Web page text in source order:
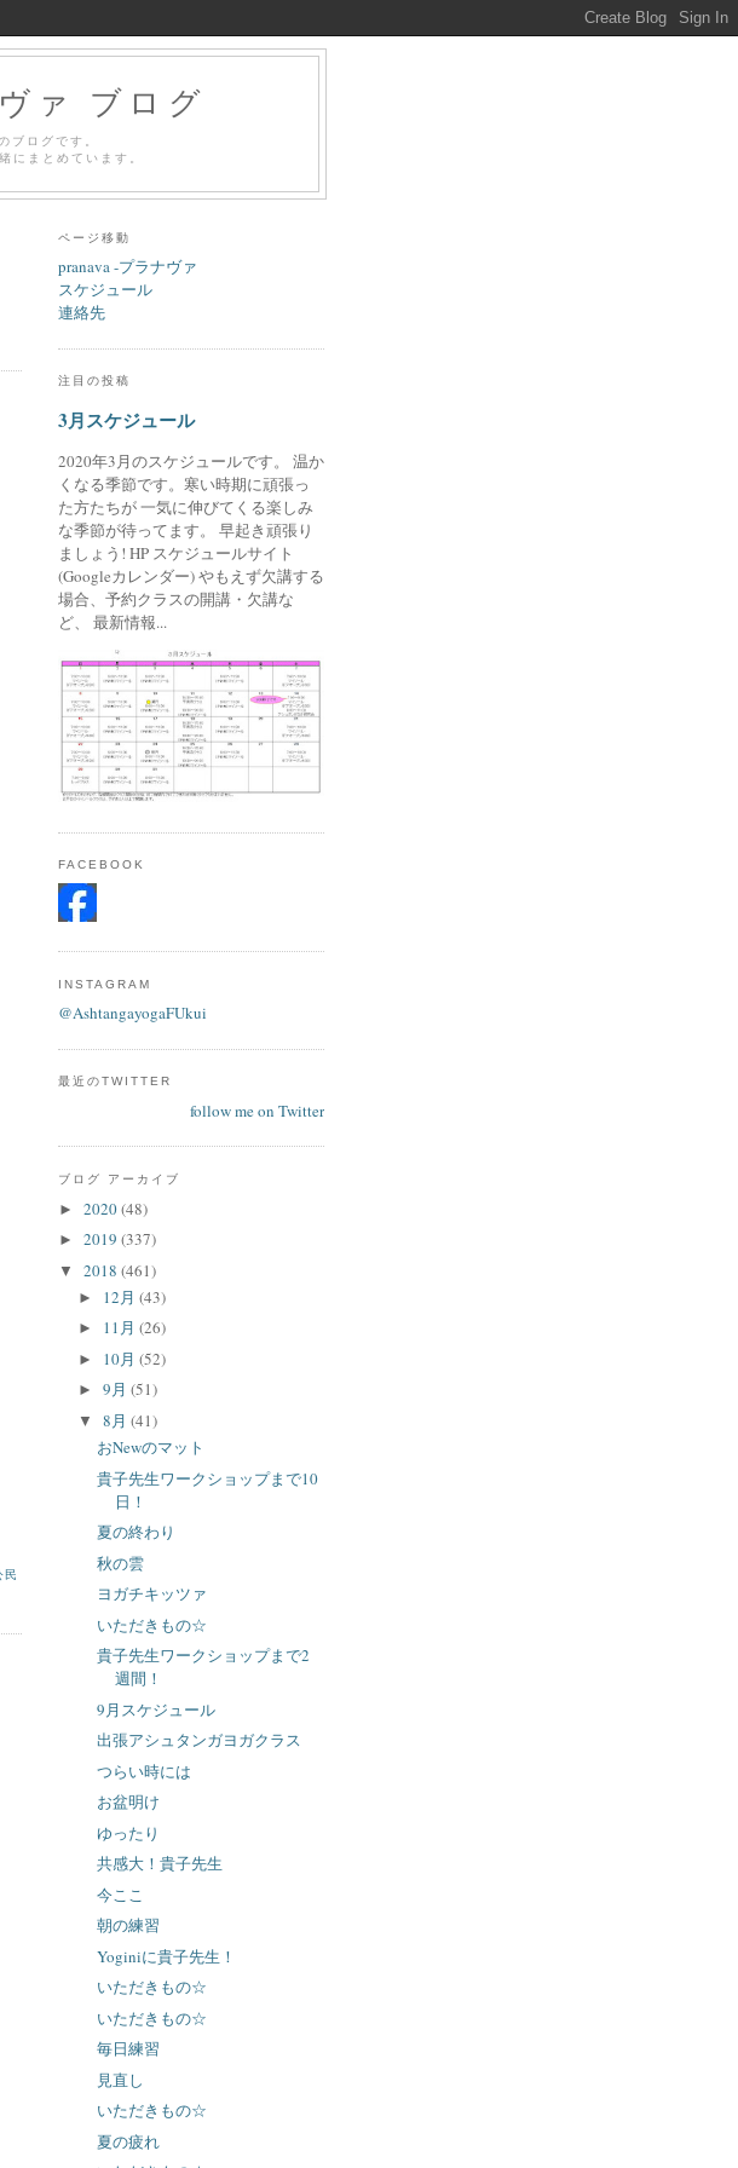
ァ ブログ
ブログです。
にまとめています。
民
ページ移動
pranava -プラナヴァ
スケジュール
連絡先
注目の投稿
3月スケジュール
2020年3月のスケジュールです。 温か
くなる季節です。寒い時期に頑張っ
た方たちが 一気に伸びてくる楽しみ
な季節が待ってます。 早起き頑張り
ましょう! HP スケジュールサイト
(Googleカレンダー) やもえず欠講する
場合、予約クラスの開講・欠講な
ど、 最新情報...
FACEBOOK
INSTAGRAM
@AshtangayogaFUkui
最近のTWITTER
follow me on Twitter
ブログ アーカイブ
► 2020(48)
► 2019 (337)
▼ 2018 (461)
► 12月 (43)
► 11月 (26)
► 10月 (52)
► 9月 (51)
▼ 8月 (41)
おNewのマット
貴子先生ワークショップまで10
日！
夏の終わり
秋の雲
ヨガチキッツァ
いただきもの☆
貴子先生ワークショップまで2
週間！
9月スケジュール
出張アシュタンガヨガクラス
つらい時には
お盆明け
ゆったり
共感大！貴子先生
今ここ
朝の練習
Yoginiに貴子先生！
いただきもの☆
いただきもの☆
毎日練習
見直し
いただきもの☆
夏の疲れ